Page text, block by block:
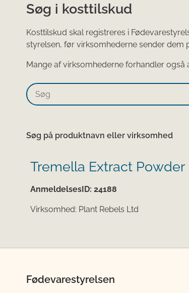
Søg i kosttilskud
Kosttilskud skal registreres i
styrelsen, før virksomhederne sender dem
Mange af virksomhederne forhandler
Søg på produktnavn eller virksomhed
Tremella Extract Powder
AnmeldelsesID: 24188
Virksomhed: Plant Rebels Ltd
Fødevarestyrelsen